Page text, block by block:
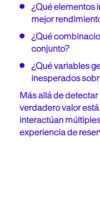
¿Qué elementos
mejor
¿Qué
conjunto?
¿Qué variables
inesperados
Más allá de
verdadero valor
interactúan
experiencia de